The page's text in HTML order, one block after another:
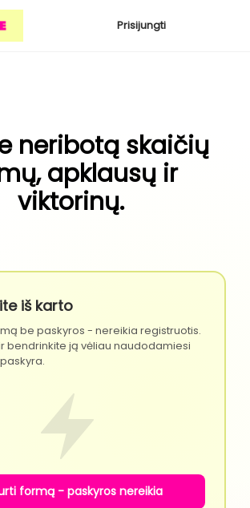
Prisijungti
neribotą skaičių
apklausų ir
viktorinų.
iš karto
be paskyros - nereikia registruotis.
bendrinkite ją vėliau naudodamiesi
formą - paskyros nereikia